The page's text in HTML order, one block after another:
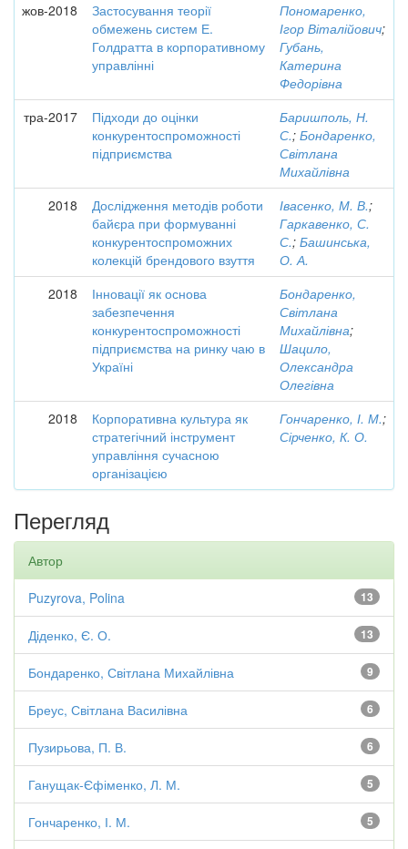
жов-2018
Застосування теорії
обмежень систем Е.
Голдратта в корпоративному
управлінні
Пономаренко,
Ігор Віталійович;
Губань,
Катерина
Федорівна
тра-2017
Підходи до оцінки
конкурентоспроможності
підприємства
Баришполь, Н.
С.; Бондаренко,
Світлана
Михайлівна
2018
Дослідження методів роботи
байєра при формуванні
конкурентоспроможних
колекцій брендового взуття
Івасенко, М. В.;
Гаркавенко, С.
С.; Башинська,
О. А.
2018
Інновації як основа
забезпечення
конкурентоспроможності
підприємства на ринку чаю в
Україні
Бондаренко,
Світлана
Михайлівна;
Шацило,
Олександра
Олегівна
2018
Корпоративна культура як
стратегічний інструмент
управління сучасною
організацією
Гончаренко, І. М.;
Сірченко, К. О.
Перегляд
Автор
13
Puzyrova, Polina
13
Діденко, Є. О.
9
Бондаренко, Світлана Михайлівна
6
Бреус, Світлана Василівна
6
Пузирьова, П. В.
5
Ганущак-Єфіменко, Л. М.
5
Гончаренко, І. М.